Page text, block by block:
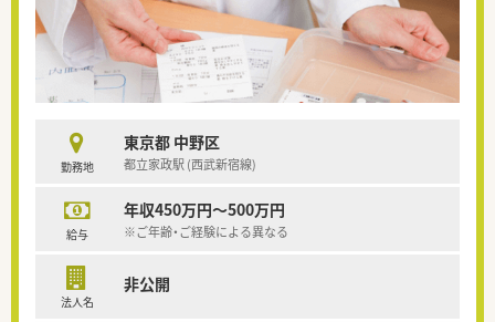
勤務地
東京都 中野区
都立家政駅 (西武新宿線)
給与
年収450万円～500万円
※ご年齢・ご経験による異なる
法人名
非公開